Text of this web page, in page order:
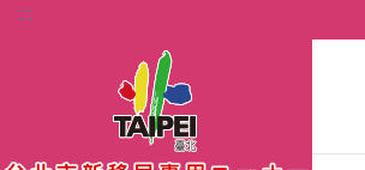
メインコンテンツブロックにスキップ
:::